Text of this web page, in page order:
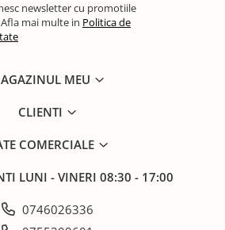
newsletter cu promotiile
mai multe in Politica de
MEU
CLIENTI
COMERCIALE
LUNI - VINERI 08:30 - 17:00
0746026336